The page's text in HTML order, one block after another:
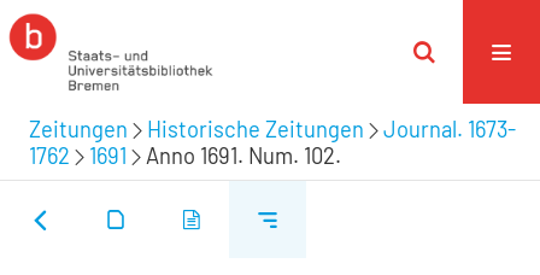
Zeitungen Historische Zeitungen
Journal. 1673-
1762
1691 Anno 1691. Num. 102.